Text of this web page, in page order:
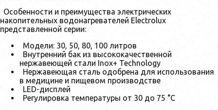
Особенности и преимущества электрических
накопительных водонагревателей Electrolux
представленной серии:
Модели: 30, 50, 80, 100 литров
Внутренний бак из высококачественной
нержавеющей стали Inox+ Technology
Нержавеющая сталь одобрена для использования
в медицине и пищевом производстве
LED-дисплей
Регулировка температуры от 30 до 75 °С